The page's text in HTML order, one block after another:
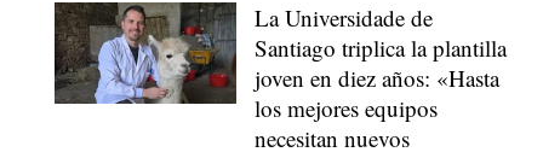
La Universidade de
Santiago triplica la plantilla
joven en diez años: «Hasta
los mejores equipos
necesitan nuevos